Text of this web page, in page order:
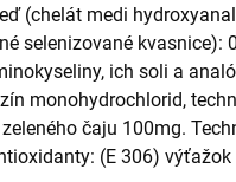
(chelát medi
selenizované kvasnice):
ich soli a
monohydrochlorid,
čaju 100mg.
(E 306)